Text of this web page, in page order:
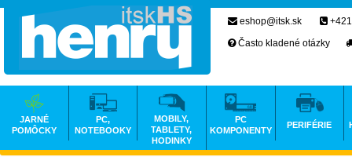
eshop@itsk.sk
Často kladené otázky
JARNÉ
POMÔCKY
PC,
NOTEBOOKY
MOBILY,
TABLETY,
HODINKY
PC
KOMPONENTY
PERIFÉRIE